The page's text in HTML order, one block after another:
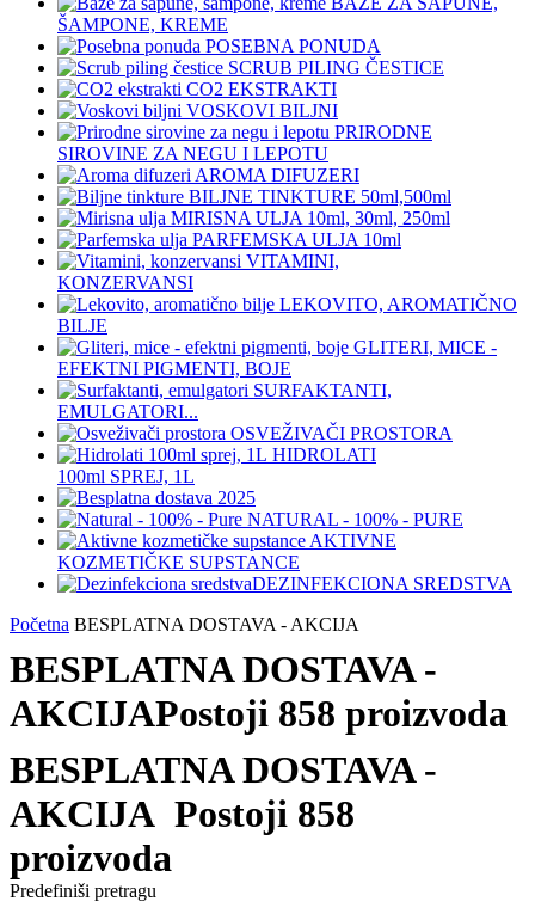
ŠAMPONE, KREME
POSEBNA PONUDA
SCRUB PILING ČESTICE
CO2 EKSTRAKTI
VOSKOVI BILJNI
PRIRODNE
SIROVINE ZA NEGU I LEPOTU
AROMA DIFUZERI
BILJNE TINKTURE 50ml,500ml
MIRISNA ULJA 10ml, 30ml, 250ml
PARFEMSKA ULJA 10ml
VITAMINI,
KONZERVANSI
LEKOVITO, AROMATIČNO
BILJE
GLITERI, MICE -
EFEKTNI PIGMENTI, BOJE
SURFAKTANTI,
EMULGATORI...
OSVEŽIVAČI PROSTORA
HIDROLATI
100ml SPREJ, 1L
NATURAL - 100% - PURE
AKTIVNE
KOZMETIČKE SUPSTANCE
DEZINFEKCIONA SREDSTVA
Početna BESPLATNA DOSTAVA - AKCIJA
BESPLATNA DOSTAVA -
AKCIJAPostoji 858 proizvoda
BESPLATNA DOSTAVA -
AKCIJA Postoji 858
proizvoda
Predefiniši pretragu